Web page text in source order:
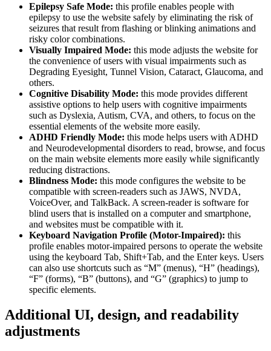
Epilepsy Safe Mode: this profile enables people with
epilepsy to use the website safely by eliminating the risk of
seizures that result from flashing or blinking animations and
risky color combinations.
Visually Impaired Mode: this mode adjusts the website for
the convenience of users with visual impairments such as
Degrading Eyesight, Tunnel Vision, Cataract, Glaucoma, and
others.
Cognitive Disability Mode: this mode provides different
assistive options to help users with cognitive impairments
such as Dyslexia, Autism, CVA, and others, to focus on the
essential elements of the website more easily.
ADHD Friendly Mode: this mode helps users with ADHD
and Neurodevelopmental disorders to read, browse, and focus
on the main website elements more easily while significantly
reducing distractions.
Blindness Mode: this mode configures the website to be
compatible with screen-readers such as JAWS, NVDA,
VoiceOver, and TalkBack. A screen-reader is software for
blind users that is installed on a computer and smartphone,
and websites must be compatible with it.
Keyboard Navigation Profile (Motor-Impaired): this
profile enables motor-impaired persons to operate the website
using the keyboard Tab, Shift+Tab, and the Enter keys. Users
can also use shortcuts such as “M” (menus), “H” (headings),
“F” (forms), “B” (buttons), and “G” (graphics) to jump to
specific elements.
Additional UI, design, and readability
adjustments